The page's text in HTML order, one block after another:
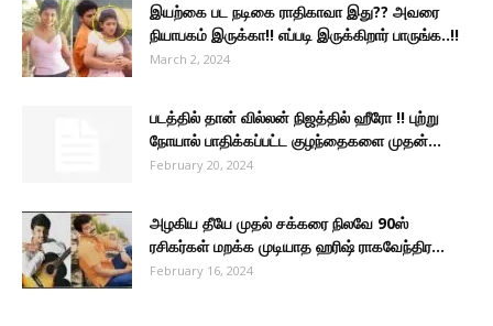
இயற்கை பட நடிகை ராதிகாவா இது?? அவரை
நியாபகம் இருக்கா!! எப்படி இருக்கிறார் பாருங்க..!!
March 2, 2024
படத்தில் தான் வில்லன் நிஜத்தில் ஹீரோ !! புற்று
நோயால் பாதிக்கப்பட்ட குழந்தைகளை முதன்...
February 20, 2024
அழகிய தீயே முதல் சக்கரை நிலவே 90ஸ்
ரசிகர்கள் மறக்க முடியாத ஹரிஷ் ராகவேந்திர...
February 16, 2024